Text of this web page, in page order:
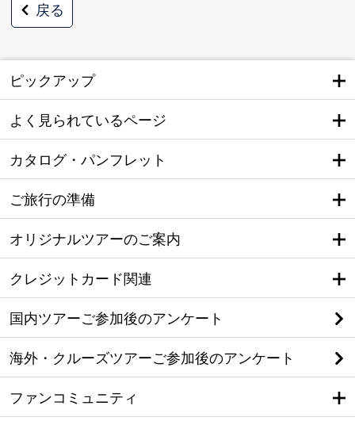
戻る
ピックアップ
よく見られているページ
カタログ・パンフレット
ご旅行の準備
オリジナルツアーのご案内
クレジットカード関連
国内ツアーご参加後のアンケート
海外・クルーズツアーご参加後のアンケート
ファンコミュニティ